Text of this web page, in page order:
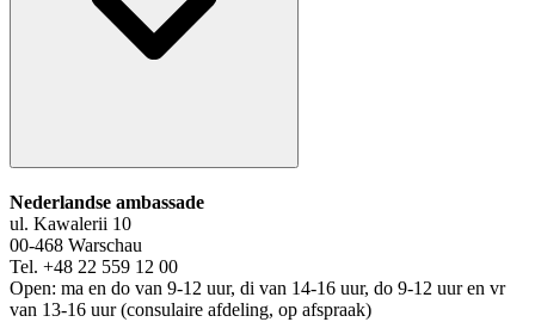
Nederlandse ambassade
ul. Kawalerii 10
00-468 Warschau
Tel. +48 22 559 12 00
Open: ma en do van 9-12 uur, di van 14-16 uur, do 9-12 uur en vr
van 13-16 uur (consulaire afdeling, op afspraak)